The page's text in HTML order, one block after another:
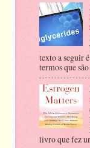
texto a seguir
termos que
livro que fez